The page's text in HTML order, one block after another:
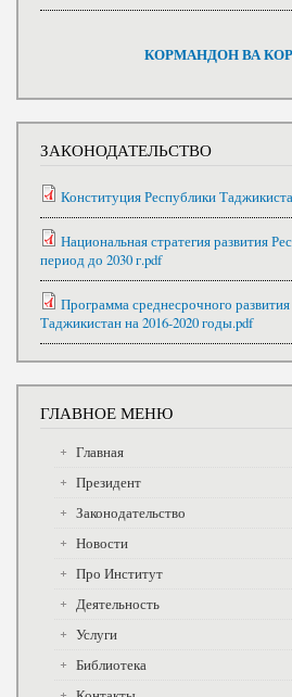
КОРМАНДОН ВА
ЗАКОНОДАТЕЛЬСТВО
Конституция Республики
Национальная стратегия развития
период до 2030 г.pdf
Программа среднесрочного
Таджикистан на 2016-2020 годы.pdf
ГЛАВНОЕ МЕНЮ
Главная
Президент
Законодательство
Новости
Про Институт
Деятельность
Услуги
Библиотека